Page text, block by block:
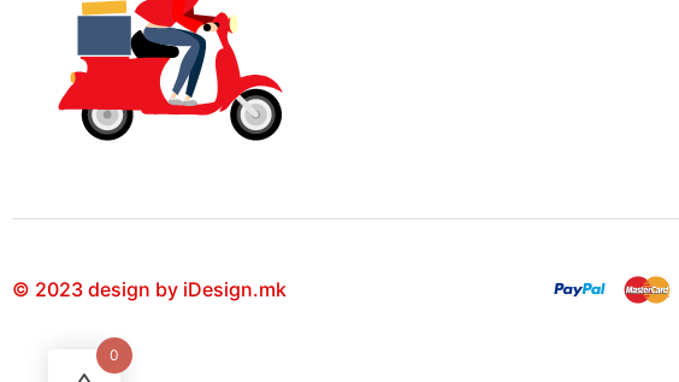
© 2023 design by iDesign.mk
0